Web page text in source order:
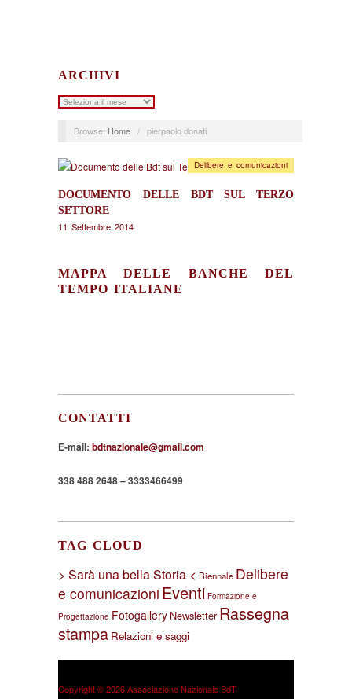
ARCHIVI
Archivi
Browse: Home / pierpaolo donati
DOCUMENTO DELLE BDT SUL TERZO
SETTORE
11 Settembre 2014
Delibere e comunicazioni
MAPPA DELLE BANCHE DEL
TEMPO ITALIANE
CONTATTI
E-mail: bdtnazionale@gmail.com
338 488 2648 – 3333466499
TAG CLOUD
> Sarà una bella Storia < Biennale Delibere
e comunicazioni Eventi Formazione e
Progettazione Fotogallery Newsletter Rassegna
stampa Relazioni e saggi
Copyright © 2026 Associazione Nazionale BdT